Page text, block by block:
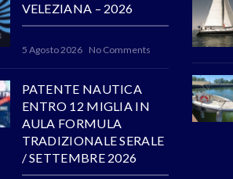
VELEZIANA – 2026
5 Agosto 2026 No Comments
PATENTE NAUTICA
ENTRO 12 MIGLIA IN
AULA FORMULA
TRADIZIONALE SERALE
/ SETTEMBRE 2026